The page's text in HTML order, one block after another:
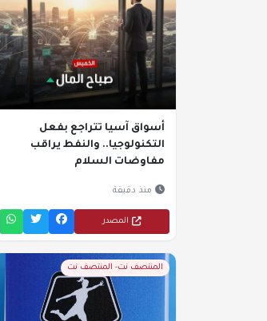
أسواق آسيا تتراجع بفعل
التكنولوجيا.. والنفط يراقب
مفاوضات السلام
منذ دقيقة
المصدر
المنتصف نت- المنتصف نت